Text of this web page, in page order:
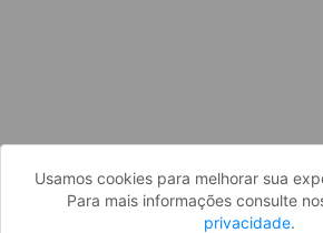
Usamos cookies para melhorar sua
Para mais informações consulte
privacidade.